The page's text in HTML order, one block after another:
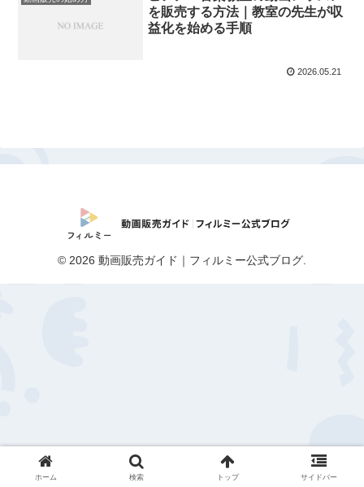
を販売する方法｜教室の先生が収
益化を始める手順
2026.05.21
© 2026 動画販売ガイド｜フィルミー公式ブログ.
ホーム 検索 トップ サイドバー